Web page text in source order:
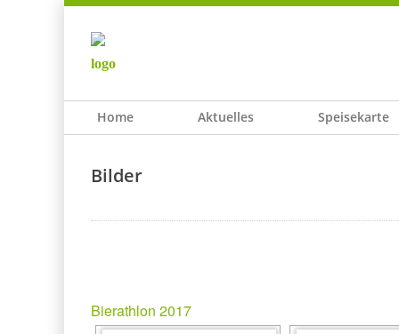
Home Aktuelles Speisekarte
Bilder
Bierathlon 2017